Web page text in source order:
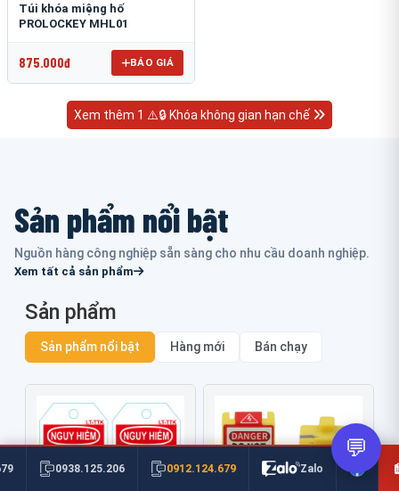
Túi khóa miệng hố
PROLOCKEY MHL01
875.000đ BÁO GIÁ
Xem thêm 1 ⚠️🔒 Khóa không gian hạn chế
Sản phẩm nổi bật
Nguồn hàng công nghiệp sẵn sàng cho nhu cầu doanh nghiệp.
Xem tất cả sản phẩm
Sản phẩm
Sản phẩm nổi bật Hàng mới Bán chạy
0938.125.206 0912.124.679 Zalo
💬